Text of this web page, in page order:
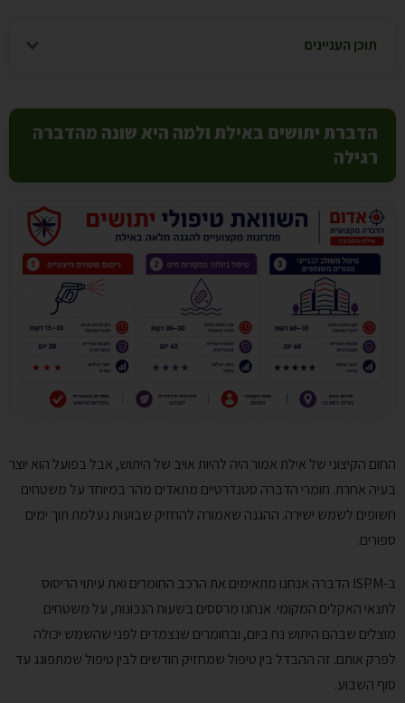
תוכן העניינים
הדברת יתושים באילת ולמה היא שונה מהדברה
רגילה
החום הקיצוני של אילת אמור היה להיות אויב של היתוש, אבל בפועל הוא יוצר
בעיה אחרת. חומרי הדברה סטנדרטיים מתאדים מהר במיוחד על משטחים
חשופים לשמש ישירה. ההגנה שאמורה להחזיק שבועות נעלמת תוך ימים
ספורים.
ב-ISPM הדברה אנחנו מתאימים את הרכב החומרים ואת עיתוי הריסוס
לתנאי האקלים המקומי. אנחנו מרססים בשעות הנכונות, על משטחים
מוצלים שבהם היתוש נח ביום, ובחומרים שנצמדים לפני שהשמש יכולה
לפרק אותם. זה ההבדל בין טיפול שמחזיק חודשים לבין טיפול שמתפוגג עד
סוף השבוע.